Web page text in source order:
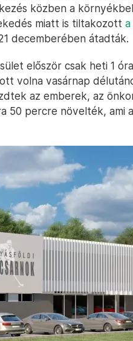
közben a
miatt is tiltakozott
decemberében átadták.
először csak heti 1
volna vasárnap
az emberek, az
50 percre növelték, ami